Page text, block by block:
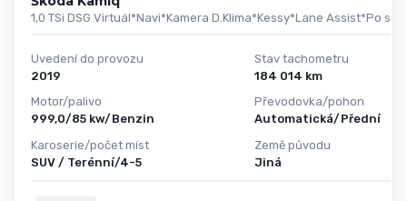
1,0 TSi DSG Virtuál*Navi*Kamera D.Klima*Kessy*Lane Assist*Po
Uvedení do provozu
2019
Motor/palivo
999,0/85 kw/Benzin
Karoserie/počet míst
SUV / Terénní/4-5
Stav tachometru
184 014 km
Převodovka/pohon
Automatická/Přední
Země původu
Jiná